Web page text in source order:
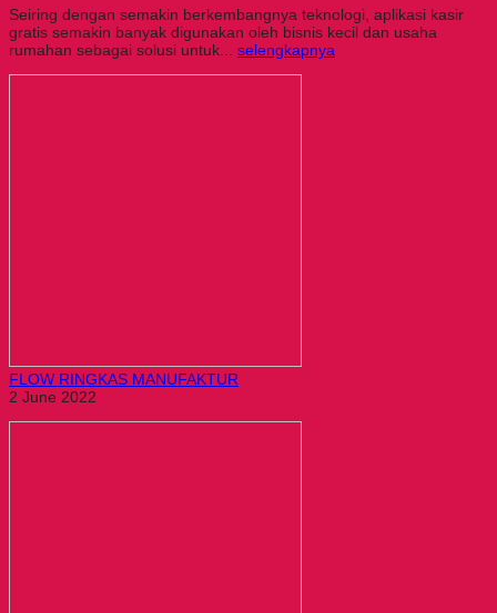
Seiring dengan semakin berkembangnya teknologi, aplikasi kasir
gratis semakin banyak digunakan oleh bisnis kecil dan usaha
rumahan sebagai solusi untuk... selengkapnya
FLOW RINGKAS MANUFAKTUR
2 June 2022